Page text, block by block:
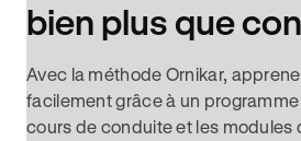
bien plus que
Avec la méthode Ornikar,
facilement grâce à un
cours de conduite et les modules